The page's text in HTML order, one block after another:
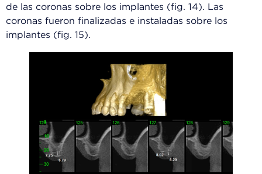
de las coronas sobre los implantes (fig. 14). Las
coronas fueron finalizadas e instaladas sobre los
implantes (fig. 15).